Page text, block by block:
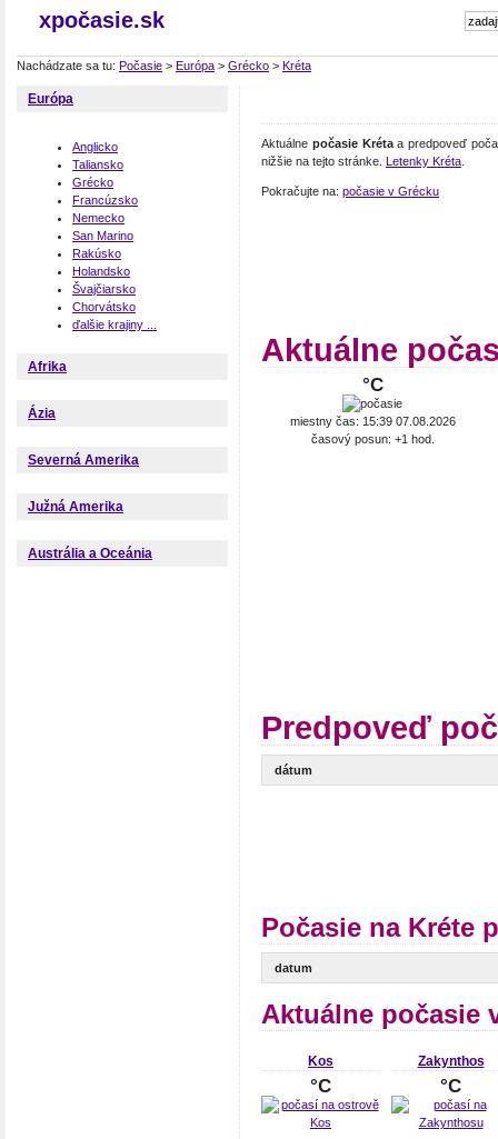
xpočasie.sk
Nachádzate sa tu: Počasie > Európa > Grécko > Kréta
Európa
Anglicko
Taliansko
Grécko
Francúzsko
Nemecko
San Marino
Rakúsko
Holandsko
Švajčiarsko
Chorvátsko
ďalšie krajiny ...
Afrika
Ázia
Severná Amerika
Južná Amerika
Austrália a Oceánia
Aktuálne počasie Krétaa predpoveď
nižšie na tejto stránke. Letenky Kréta
Pokračujte na: počasie v Grécku
Aktuálne
°C
miestny čas: 15:39 07.08.2026
časový posun: +1 hod.
Predpoveď
dátum
Počasie na Kréte
datum
Aktuálne počasie
Kos
°C
Zakynthos
°C